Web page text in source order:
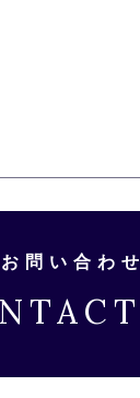
問い合わせ